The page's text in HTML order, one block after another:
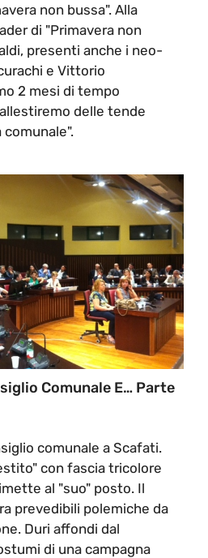
non bussa". Alla
di "Primavera non
presenti anche i neo-
e Vittorio
2 mesi di tempo
delle tende
Comunale E… Parte
comunale a Scafati.
con fascia tricolore
al "suo" posto. Il
prevedibili polemiche da
Duri affondi dal
di una campagna